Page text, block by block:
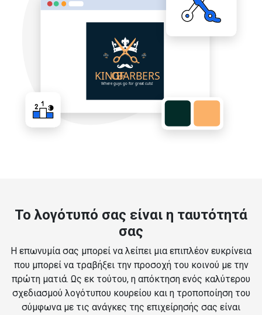
Το λογότυπό σας είναι η ταυτότητά
σας
Η επωνυμία σας μπορεί να λείπει μια επιπλέον ευκρίνεια
που μπορεί να τραβήξει την προσοχή του κοινού με την
πρώτη ματιά. Ως εκ τούτου, η απόκτηση ενός καλύτερου
σχεδιασμού λογότυπου κουρείου και η τροποποίηση του
σύμφωνα με τις ανάγκες της επιχείρησής σας είναι